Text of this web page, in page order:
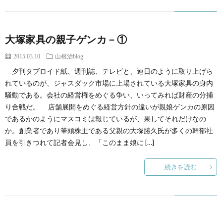
大塚家具の親子ゲンカ－①
2015.03.10 山根治blog
夕刊タブロイド紙、週刊誌、テレビと、連日のように取り上げら
れているのが、ジャスダック市場に上場されている大塚家具の身内
騒動である。会社の経営権をめぐる争い、いってみれば財産の分捕
り合戦だ。 店舗展開をめぐる経営方針の違いが親娘ゲンカの原因
であるかのようにマスコミは報じているが、果してそれだけなの
か。創業者であり筆頭株主である父親の大塚勝久氏が多くの幹部社
員を引きつれて記者会見し、「このまま娘に […]
続きを読む